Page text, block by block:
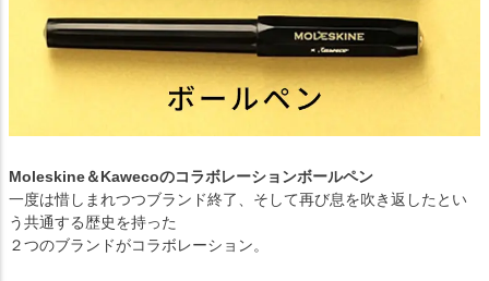
Moleskine＆Kawecoのコラボレーションボールペン
一度は惜しまれつつブランド終了、そして再び息を吹き返したとい
う共通する歴史を持った
２つのブランドがコラボレーション。